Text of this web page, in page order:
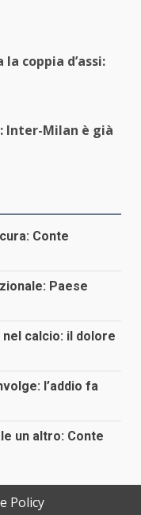
coppia d’assi:
Inter-Milan è già
Conte
Paese
calcio: il dolore
l’addio fa
un altro: Conte
Policy